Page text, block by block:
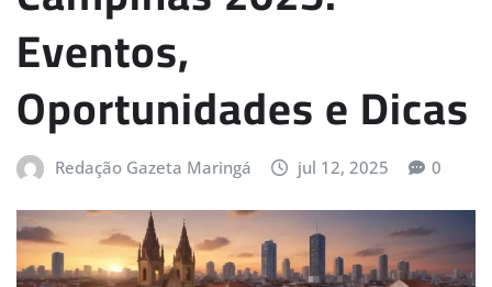
Eventos,
Oportunidades e Dicas
Redação Gazeta Maringá jul 12, 2025 0